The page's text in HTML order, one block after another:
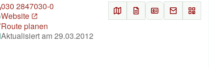
030 2847030-0
Website
Route planen
Aktualisiert am 29.03.2012